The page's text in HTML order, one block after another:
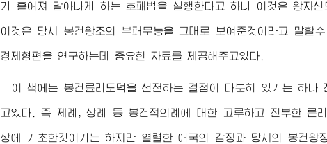
기 흩어져 달아나게 하는 호패법을 실행한다고 하니 이것은 왕자
이것은 당시 봉건왕조의 부패무능을 그대로 보여준것이라고 말할
경제형편을 연구하는데 중요한 자료를 제공해주고있다.
이 책에는 봉건륜리도덕을 선전하는 결점이 다분히 있기는 하나
고있다. 즉 제례, 상례 등 봉건적의례에 대한 고루하고 진부한 론
상에 기초한것이기는 하지만 열렬한 애국의 감정과 당시의 봉건